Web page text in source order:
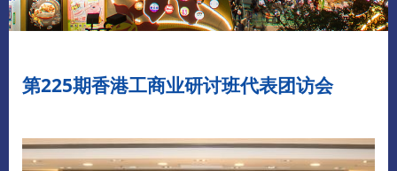
第225期香港工商业研讨班代表团访会